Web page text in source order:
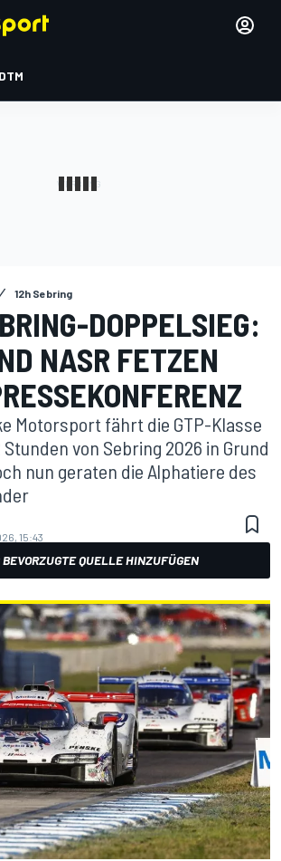
DTM
12h Sebring
DOPPELSIEG:
NASR FETZEN
Motorsport fährt die GTP-Klasse
Stunden von Sebring 2026 in Grund
nun geraten die Alphatiere des
15:43
QUELLE HINZUFÜGEN